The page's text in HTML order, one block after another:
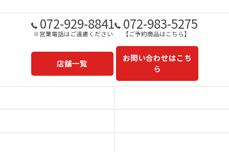
072-929-8841
※営業電話はご遠慮ください
072-983-5275
【ご予約商品はこちら】
店舗一覧
お問い合わせはこち
ら